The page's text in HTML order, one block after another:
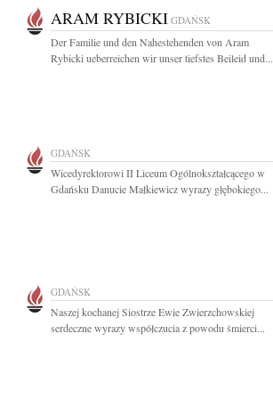
ARAM RYBICKI GDAŃSK
Der Familie und den Nahestehenden von Aram
Rybicki ueberreichen wir unser tiefstes Beileid und...
GDAŃSK
Wicedyrektorowi II Liceum Ogólnokształcącego w
Gdańsku Danucie Małkiewicz wyrazy głębokiego...
GDAŃSK
Naszej kochanej Siostrze Ewie Zwierzchowskiej
serdeczne wyrazy współczucia z powodu śmierci...